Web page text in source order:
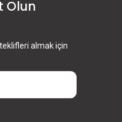
Olun
almak için